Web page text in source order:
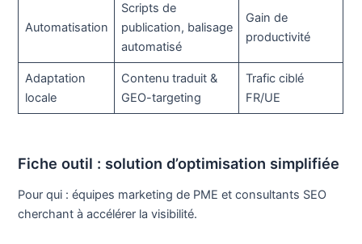
Automatisation
Scripts de
publication, balisage
automatisé
Gain de
productivité
Adaptation
locale
Contenu traduit &
GEO-targeting
Trafic ciblé
FR/UE
Fiche outil : solution d’optimisation simplifiée
Pour qui : équipes marketing de PME et consultants SEO
cherchant à accélérer la visibilité.